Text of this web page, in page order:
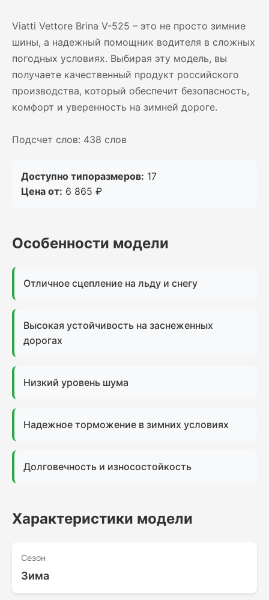
Viatti Vettore Brina V-525 – это не просто зимние
шины, а надежный помощник водителя в сложных
погодных условиях. Выбирая эту модель, вы
получаете качественный продукт российского
производства, который обеспечит безопасность,
комфорт и уверенность на зимней дороге.
Подсчет слов: 438 слов
Доступно типоразмеров: 17
Цена от: 6 865 ₽
Особенности модели
Отличное сцепление на льду и снегу
Высокая устойчивость на заснеженных
дорогах
Низкий уровень шума
Надежное торможение в зимних условиях
Долговечность и износостойкость
Характеристики модели
Сезон
Зима